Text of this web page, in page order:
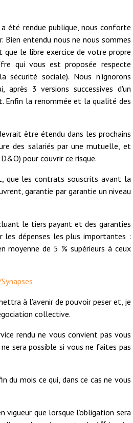
été rendue publique, nous conforte
entendu nous ne nous sommes
que le libre exercice de votre propre
qui vous est proposée respecte
sociale). Nous n'ignorons
3 versions successives d'un
Enfin la renommée et la qualité des
être étendu dans les prochains
des salariés par une mutuelle, et
pour couvrir ce risque.
que les contrats souscrits avant la
garantie par garantie un niveau
le tiers payant et des garanties
les dépenses les plus importantes :
de 5 % supérieurs à ceux
à l’avenir de pouvoir peser et, je
collective.
rendu ne vous convient pas vous
sera possible si vous ne faites pas
du mois ce qui, dans ce cas ne vous
vigueur que lorsque l’obligation sera